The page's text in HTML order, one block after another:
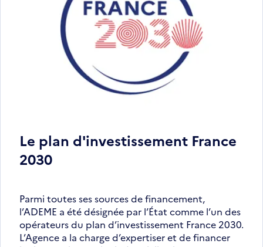
Le plan d'investissement France
2030
Parmi toutes ses sources de financement,
l’ADEME a été désignée par l’État comme l’un des
opérateurs du plan d’investissement France 2030.
L’Agence a la charge d’expertiser et de financer